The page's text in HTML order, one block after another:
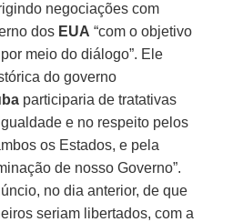
negociações com
dos EUA “com o objetivo
meio do diálogo”. Ele
do governo
participaria de tratativas
e no respeito pelos
os Estados, e pela
de nosso Governo”.
no dia anterior, de que
seriam libertados, com a